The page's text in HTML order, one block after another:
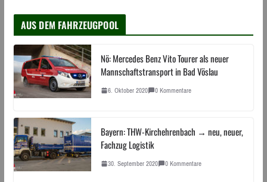
AUS DEM FAHRZEUGPOOL
Nö: Mercedes Benz Vito Tourer als neuer
Mannschaftstransport in Bad Vöslau
6. Oktober 2020 0 Kommentare
Bayern: THW-Kirchehrenbach → neu, neuer,
Fachzug Logistik
30. September 2020 0 Kommentare